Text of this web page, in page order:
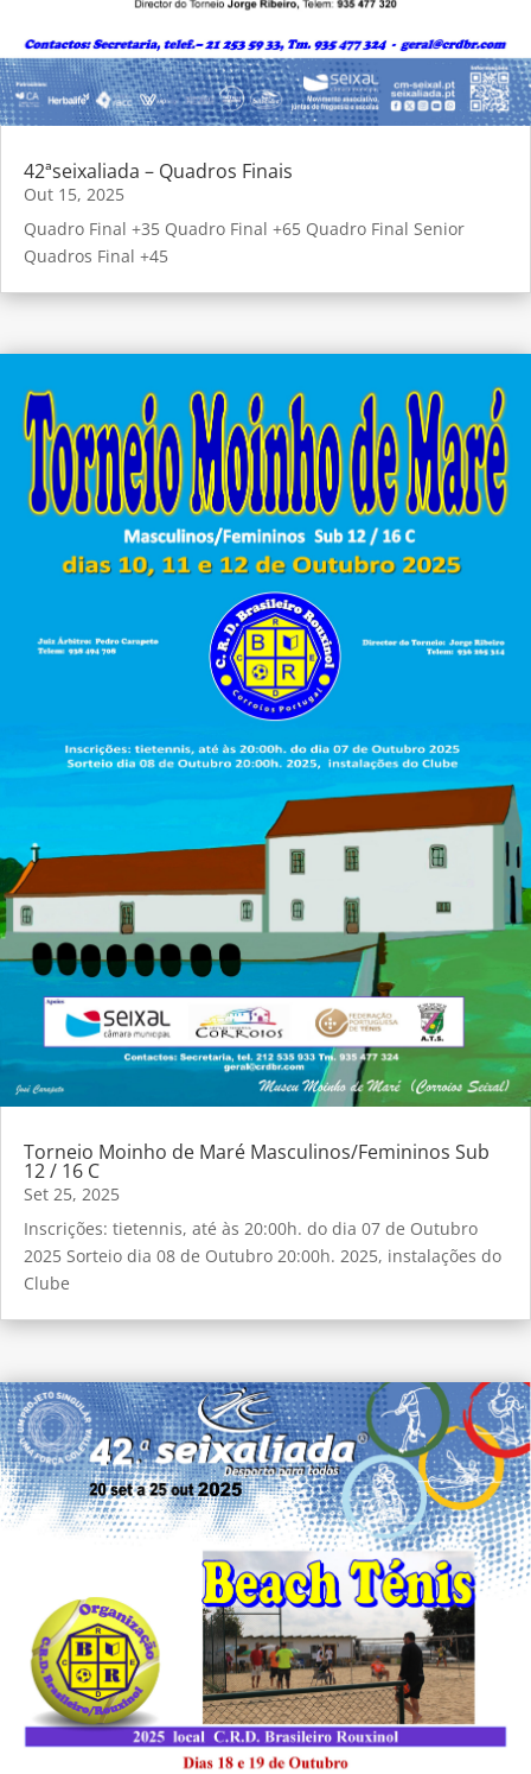
42ªseixaliada – Quadros Finais
Out 15, 2025
Quadro Final +35 Quadro Final +65 Quadro Final Senior
Quadros Final +45
Torneio Moinho de Maré Masculinos/Femininos Sub
12 / 16 C
Set 25, 2025
Inscrições: tietennis, até às 20:00h. do dia 07 de Outubro
2025 Sorteio dia 08 de Outubro 20:00h. 2025, instalações do
Clube